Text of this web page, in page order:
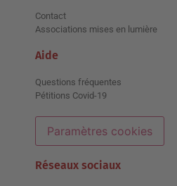
Contact
Associations mises en lumière
Aide
Questions fréquentes
Pétitions Covid-19
Paramètres cookies
Réseaux sociaux